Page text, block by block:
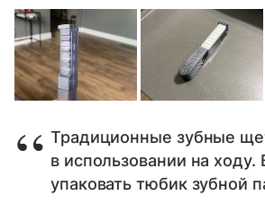
Традиционные зубные
в использовании на
упаковать тюбик зубной